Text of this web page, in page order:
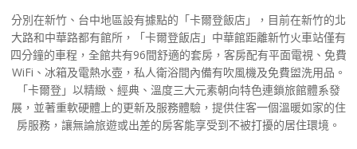
分別在新竹、台中地區設有據點的「卡爾登飯店」，目前在新竹的北
大路和中華路都有館所，「卡爾登飯店」中華館距離新竹火車站僅有
四分鐘的車程，全館共有96間舒適的套房，客房配有平面電視、免費
WiFi、冰箱及電熱水壺，私人衛浴間內備有吹風機及免費盥洗用品。
「卡爾登」以精緻、經典、溫度三大元素朝向特色連鎖旅館體系發
展，並著重軟硬體上的更新及服務體驗，提供住客一個溫暖如家的住
房服務，讓無論旅遊或出差的房客能享受到不被打擾的居住環境。